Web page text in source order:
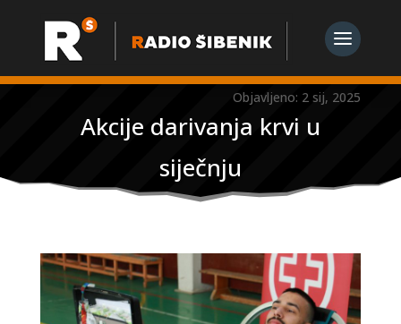
Objavljeno: 2 sij, 2025
Akcije darivanja krvi u
siječnju